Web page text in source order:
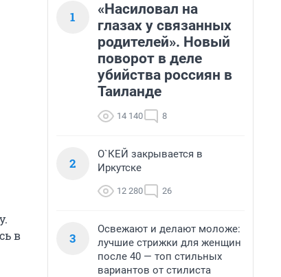
в
1
«Насиловал на
глазах у связанных
родителей». Новый
поворот в деле
убийства россиян в
Таиланде
14 140 8
2
О`КЕЙ закрывается в
Иркутске
12 280 26
3
Освежают и делают моложе:
лучшие стрижки для женщин
после 40 — топ стильных
вариантов от стилиста